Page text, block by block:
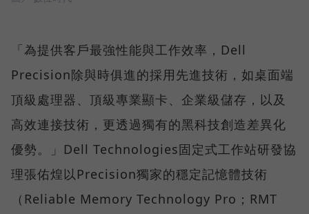
「為提供客戶最強性能與工作效率，Dell
Precision除與時俱進的採用先進技術，如桌面端
頂級處理器、頂級專業顯卡、企業級儲存，以及
高效連接技術，更透過獨有的黑科技創造差異化
優勢。」Dell Technologies固定式工作站研發協
理張佑煌以Precision獨家的穩定記憶體技術
（Reliable Memory Technology Pro；RMT